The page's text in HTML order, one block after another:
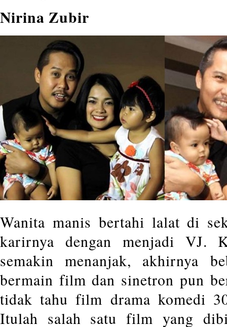
Nirina Zubir
Wanita manis bertahi lalat di
karirnya dengan menjadi VJ.
semakin menanjak, akhirnya
bermain film dan sinetron pun
tidak tahu film drama komedi
Itulah salah satu film yang